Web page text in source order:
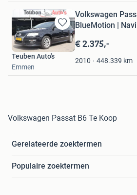
Bewaren
in
Mijn
Favorieten
Volkswagen
BlueMotion |
€ 2.375,-
2010 448.339 km
Teuben Auto's
Emmen
Volkswagen Passat B6 Te Koop
Gerelateerde zoektermen
Populaire zoektermen